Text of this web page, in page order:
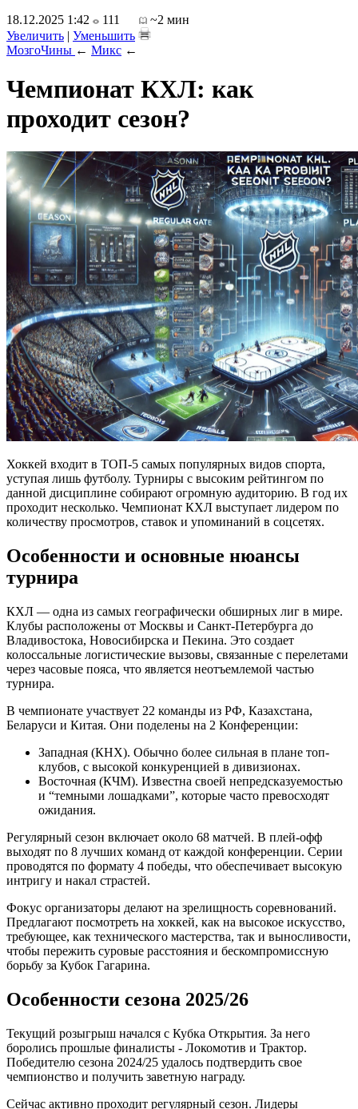
18.12.2025 1:42
111
~2 мин
Увеличить | Уменьшить
МозгоЧины ← Микс ←
Чемпионат КХЛ: как
проходит сезон?
Хоккей входит в ТОП-5 самых популярных видов спорта,
уступая лишь футболу. Турниры с высоким рейтингом по
данной дисциплине собирают огромную аудиторию. В год их
проходит несколько. Чемпионат КХЛ выступает лидером по
количеству просмотров, ставок и упоминаний в соцсетях.
Особенности и основные нюансы
турнира
КХЛ — одна из самых географически обширных лиг в мире.
Клубы расположены от Москвы и Санкт-Петербурга до
Владивостока, Новосибирска и Пекина. Это создает
колоссальные логистические вызовы, связанные с перелетами
через часовые пояса, что является неотъемлемой частью
турнира.
В чемпионате участвует 22 команды из РФ, Казахстана,
Беларуси и Китая. Они поделены на 2 Конференции:
Западная (КНХ). Обычно более сильная в плане топ-
клубов, с высокой конкуренцией в дивизионах.
Восточная (КЧМ). Известна своей непредсказуемостью
и “темными лошадками”, которые часто превосходят
ожидания.
Регулярный сезон включает около 68 матчей. В плей-офф
выходят по 8 лучших команд от каждой конференции. Серии
проводятся по формату 4 победы, что обеспечивает высокую
интригу и накал страстей.
Фокус организаторы делают на зрелищность соревнований.
Предлагают посмотреть на хоккей, как на высокое искусство,
требующее, как технического мастерства, так и выносливости,
чтобы пережить суровые расстояния и бескомпромиссную
борьбу за Кубок Гагарина.
Особенности сезона 2025/26
Текущий розыгрыш начался с Кубка Открытия. За него
боролись прошлые финалисты - Локомотив и Трактор.
Победителю сезона 2024/25 удалось подтвердить свое
чемпионство и получить заветную награду.
Сейчас активно проходит регулярный сезон. Лидеры